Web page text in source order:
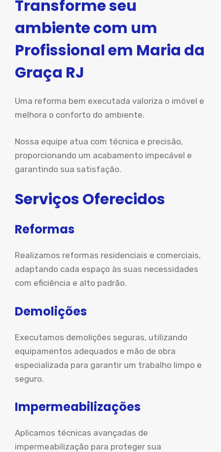
Transforme seu
ambiente com um
Profissional em Maria da
Graça RJ
Uma reforma bem executada valoriza o imóvel e
melhora o conforto do ambiente.
Nossa equipe atua com técnica e precisão,
proporcionando um acabamento impecável e
garantindo sua satisfação.
Serviços Oferecidos
Reformas
Realizamos reformas residenciais e comerciais,
adaptando cada espaço às suas necessidades
com eficiência e alto padrão.
Demolições
Executamos demolições seguras, utilizando
equipamentos adequados e mão de obra
especializada para garantir um trabalho limpo e
seguro.
Impermeabilizações
Aplicamos técnicas avançadas de
impermeabilização para proteger sua